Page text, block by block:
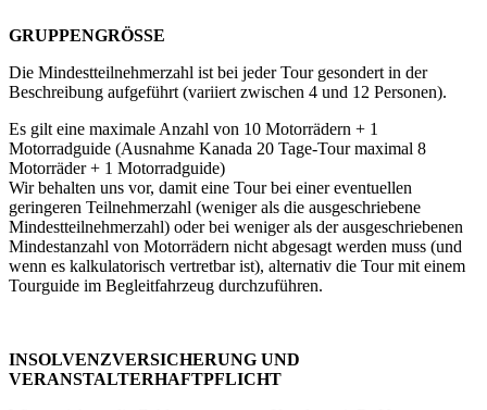
GRUPPENGRÖSSE
Die Mindestteilnehmerzahl ist bei jeder Tour gesondert in der
Beschreibung aufgeführt (variiert zwischen 4 und 12 Personen).
Es gilt eine maximale Anzahl von 10 Motorrädern + 1
Motorradguide (Ausnahme Kanada 20 Tage-Tour maximal 8
Motorräder + 1 Motorradguide)
Wir behalten uns vor, damit eine Tour bei einer eventuellen
geringeren Teilnehmerzahl (weniger als die ausgeschriebene
Mindestteilnehmerzahl) oder bei weniger als der ausgeschriebenen
Mindestanzahl von Motorrädern nicht abgesagt werden muss (und
wenn es kalkulatorisch vertretbar ist), alternativ die Tour mit einem
Tourguide im Begleitfahrzeug durchzuführen.
INSOLVENZVERSICHERUNG UND
VERANSTALTERHAFTPFLICHT